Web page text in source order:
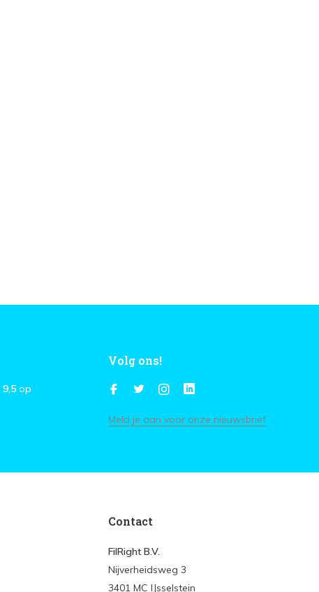
9,5 op
Volg ons!
Meld je aan voor onze nieuwsbrief
Contact
FilRight B.V.
Nijverheidsweg 3
3401 MC IJsselstein